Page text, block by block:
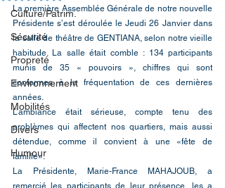
Culture/Patrim.
Sécurité
Propreté
Environnement
Mobilités
Divers
Humour
La première Assemblée Générale de notre nouvelle
Présidente s’est déroulée le Jeudi 26 Janvier dans
la salle de théâtre de GENTIANA, selon notre vieille
habitude. La salle était comble : 134 participants
munis de 35 « pouvoirs », chiffres qui sont
conformes à la fréquentation de ces dernières
années.
L’ambiance était sérieuse, compte tenu des
problèmes qui affectent nos quartiers, mais aussi
détendue, comme il convient à une «fête de
famille».
La Présidente, Marie-France MAHAJOUB, a
remercié les participants de leur présence, les a